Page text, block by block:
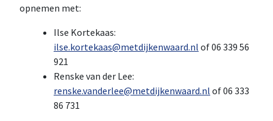
opnemen met:
Ilse Kortekaas:
ilse.kortekaas@metdijkenwaard.nl of 06 339 56
921
Renske van der Lee:
renske.vanderlee@metdijkenwaard.nl of 06 333
86 731